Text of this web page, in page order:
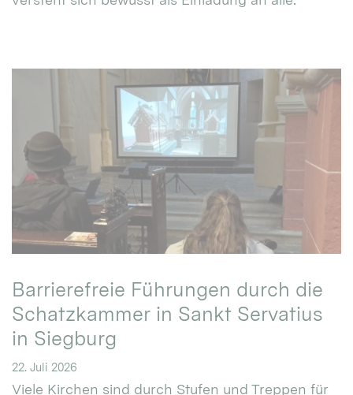
Barrierefreie Führungen durch die
Schatzkammer in Sankt Servatius
in Siegburg
22. Juli 2026
Viele Kirchen sind durch Stufen und Treppen für